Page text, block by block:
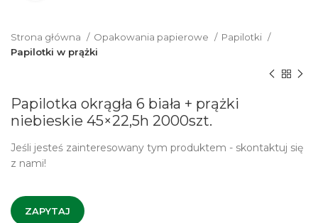
Strona główna Opakowania papierowe
Papilotki
Papilotki w prążki
Papilotka okrągła 6 biała + prążki
niebieskie 45×22,5h 2000szt.
Jeśli jesteś zainteresowany tym produktem - skontaktuj się
z nami!
ZAPYTAJ